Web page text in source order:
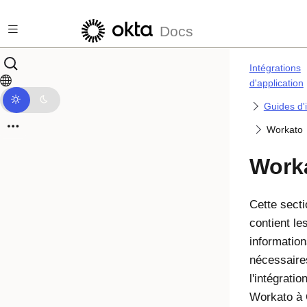
Docs
Intégrations
d'application
Guides
Workato
Cette
contient
Workato à